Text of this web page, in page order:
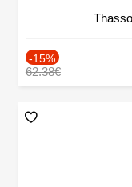
-15%
62.38€